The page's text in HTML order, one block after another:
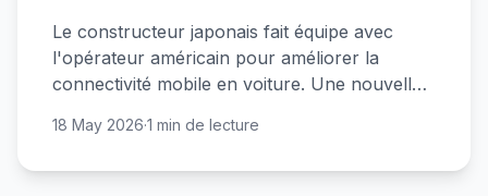
Le constructeur japonais fait équipe avec
l'opérateur américain pour améliorer la
connectivité mobile en voiture. Une nouvelle
18 May 2026·1 min de lecture